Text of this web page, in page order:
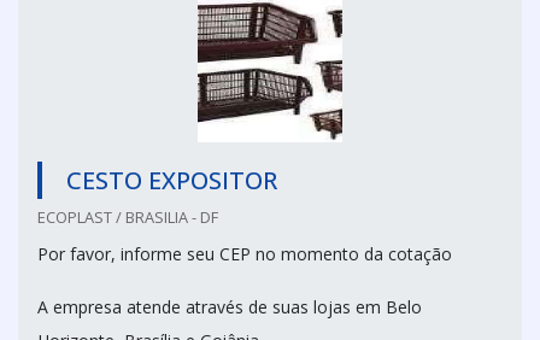
CESTO EXPOSITOR
ECOPLAST / BRASILIA - DF
Por favor, informe seu CEP no momento da cotação
A empresa atende através de suas lojas em Belo